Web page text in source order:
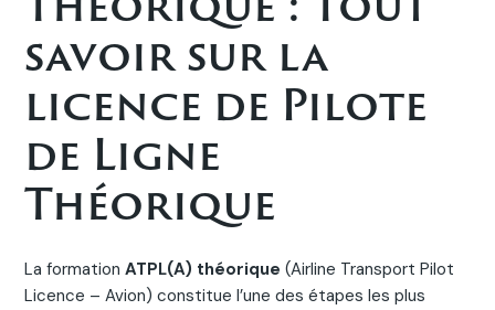
savoir sur la
licence de Pilote
de Ligne
Théorique
La formationATPL(A) théorique (Airline Transport Pilot
Licence – Avion) constitue l’une des étapes les plus